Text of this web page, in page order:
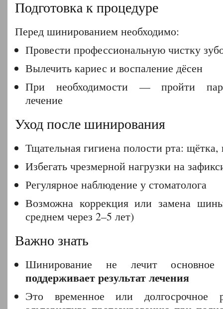
Подготовка к процедуре
Перед шинированием необходимо:
Провести профессиональную чистку
Вылечить кариес и воспаление дёсен
При необходимости — пройти
лечение
Уход после шинирования
Тщательная гигиена полости рта: щётка,
Избегать чрезмерной нагрузки на
Регулярное наблюдение у стоматолога
Возможна коррекция или замена
среднем через 2–5 лет)
Важно знать
Шинирование не лечит основное
поддерживает результат лечения
Это временное или